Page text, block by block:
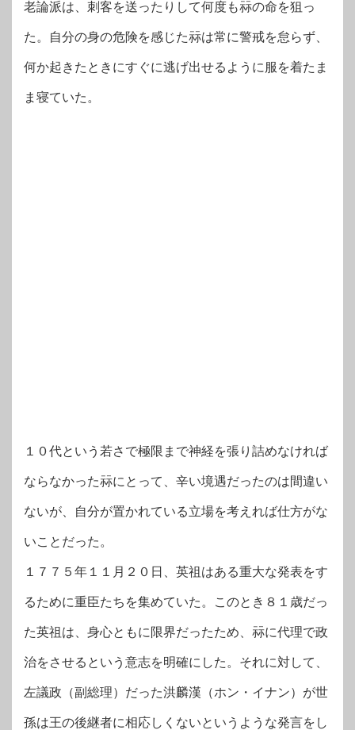
老論派は、刺客を送ったりして何度も祘の命を狙っ
た。自分の身の危険を感じた祘は常に警戒を怠らず、
何か起きたときにすぐに逃げ出せるように服を着たま
ま寝ていた。
１０代という若さで極限まで神経を張り詰めなければ
ならなかった祘にとって、辛い境遇だったのは間違い
ないが、自分が置かれている立場を考えれば仕方がな
いことだった。
１７７５年１１月２０日、英祖はある重大な発表をす
るために重臣たちを集めていた。このとき８１歳だっ
た英祖は、身心ともに限界だったため、祘に代理で政
治をさせるという意志を明確にした。それに対して、
左議政（副総理）だった洪麟漢（ホン・イナン）が世
孫は王の後継者に相応しくないというような発言をし